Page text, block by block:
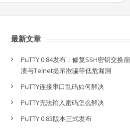
最新文章
PuTTY 0.84发布：修复SSH密钥交换崩
溃与Telnet提示欺骗等低危漏洞
PuTTY连接串口乱码如何解决
PuTTY无法输入密码怎么解决
PuTTY 0.83版本正式发布